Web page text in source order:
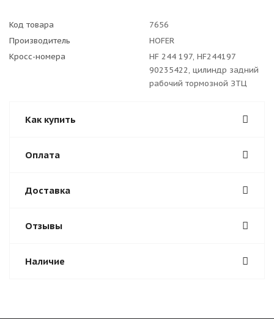
Код товара
7656
Производитель
HOFER
Кросс-номера
HF 244 197, HF244197
90235422, цилиндр задний
рабочий тормозной ЗТЦ
Как купить
Оплата
Доставка
Отзывы
Наличие